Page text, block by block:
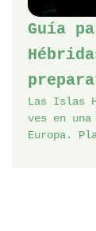
Guía
Las Islas
ves en
Europa.